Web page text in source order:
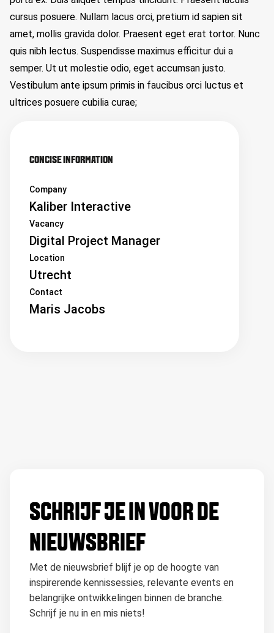
cursus posuere. Nullam lacus orci, pretium id sapien sit
amet, mollis gravida dolor. Praesent eget erat tortor. Nunc
quis nibh lectus. Suspendisse maximus efficitur dui a
semper. Ut ut molestie odio, eget accumsan justo.
Vestibulum ante ipsum primis in faucibus orci luctus et
ultrices posuere cubilia curae;
CONCISE INFORMATION
Company
Kaliber Interactive
Vacancy
Digital Project Manager
Location
Utrecht
Contact
Maris Jacobs
SCHRIJF JE IN VOOR DE
NIEUWSBRIEF
Met de nieuwsbrief blijf je op de hoogte van
inspirerende kennissessies, relevante events en
belangrijke ontwikkelingen binnen de branche.
Schrijf je nu in en mis niets!